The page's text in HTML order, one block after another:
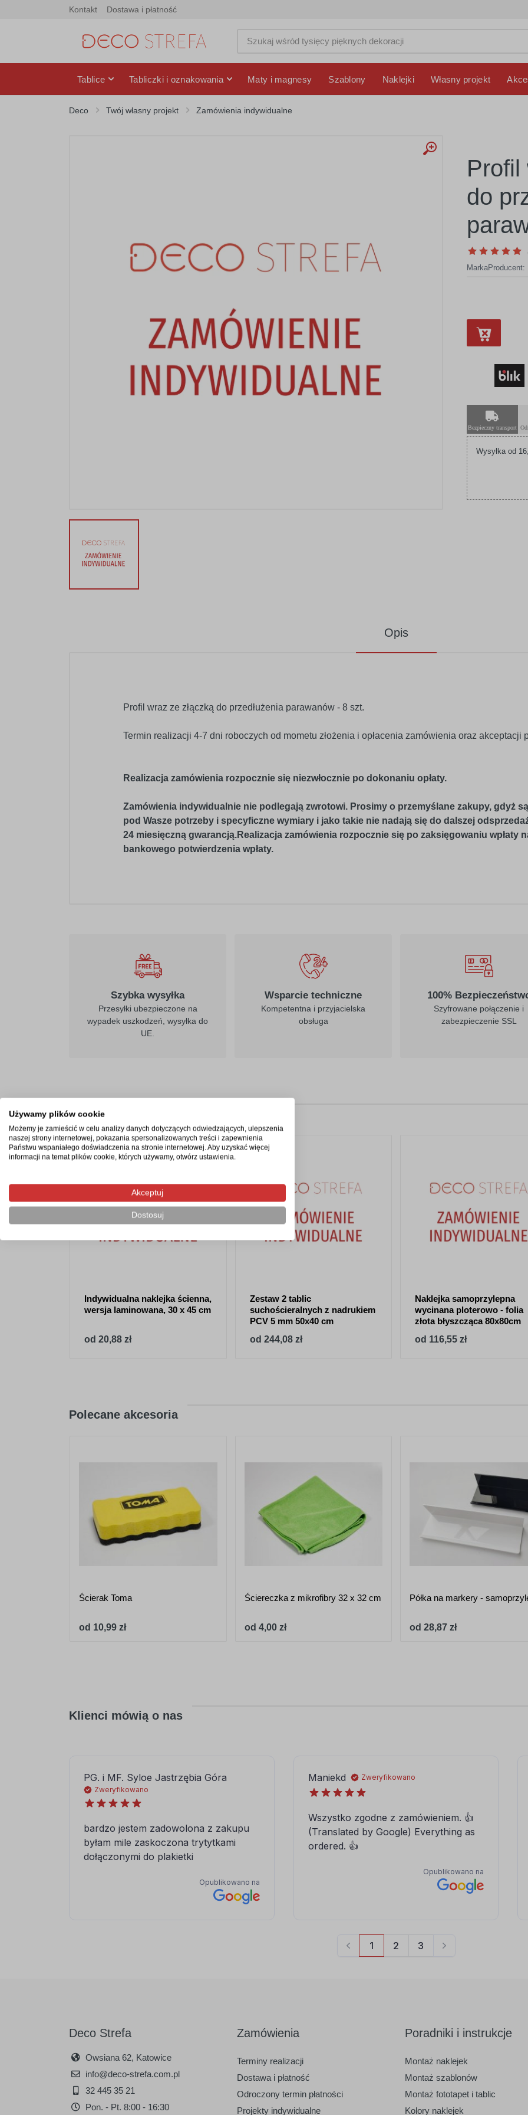
Kontakt Dostawa i płatność
Tablice Tabliczki i oznakowania Maty i magnesy Szablony Naklejki Własny projekt
Deco Twój własny projekt Zamówienia indywidualne
Profil
do
MarkaProducent:
Bezpieczny transport
Wysyłka od
Opis
Profil wraz ze złączką do przedłużenia parawanów - 8 szt.
Termin realizacji 4-7 dni roboczych od mometu złożenia i opłacenia zamówienia oraz akceptacji
Realizacja zamówienia rozpocznie się niezwłocznie po dokonaniu opłaty.
Zamówienia indywidualnie nie podlegają zwrotowi. Prosimy o przemyślane zakupy, gdyż
pod Wasze potrzeby i specyficzne wymiary i jako takie nie nadają się do dalszej
24 miesięczną gwarancją.Realizacja zamówienia rozpocznie się po zaksięgowaniu wpłaty
bankowego potwierdzenia wpłaty.
Szybka wysyłka
Przesyłki ubezpieczone na
wypadek uszkodzeń, wysyłka do
UE.
Wsparcie techniczne
Kompetentna i przyjacielska
obsługa
100%
Szyfrowane połączenie i
zabezpieczenie SSL
Produkty z tej samej kategorii
Indywidualna naklejka ścienna,
wersja laminowana, 30 x 45 cm
od 20,88 zł
Zestaw 2 tablic
suchościeralnych z nadrukiem
PCV 5 mm 50x40 cm
od 244,08 zł
Naklejka samoprzylepna
wycinana ploterowo - folia
złota błyszcząca 80x80cm
od 116,55 zł
Polecane akcesoria
Ścierak Toma
od 10,99 zł
Ściereczka z mikrofibry 32 x 32 cm
od 4,00 zł
Półka na markery -
od 28,87 zł
Klienci mówią o nas
Deco Strefa
Owsiana 62, Katowice
info@deco-strefa.com.pl
32 445 35 21
Pon. - Pt. 8:00 - 16:30
Zamówienia
Terminy realizacji
Dostawa i płatność
Odroczony termin płatności
Projekty indywidualne
Poradniki i instrukcje
Montaż naklejek
Montaż szablonów
Montaż fototapet i tablic
Kolory naklejek
Używamy plików cookie
Możemy je zamieścić w celu analizy danych dotyczących odwiedzających, ulepszenia
naszej strony internetowej, pokazania spersonalizowanych treści i zapewnienia
Państwu wspaniałego doświadczenia na stronie internetowej. Aby uzyskać więcej
informacji na temat plików cookie, których używamy, otwórz ustawienia.
Akceptuj
Dostosuj